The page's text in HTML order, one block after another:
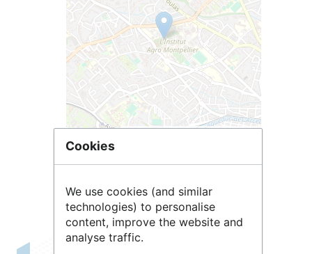
Leaflet| ©OpenStreetMapcontributors
Cookies
We use cookies (and similar
technologies) to personalise
content, improve the website and
analyse traffic.